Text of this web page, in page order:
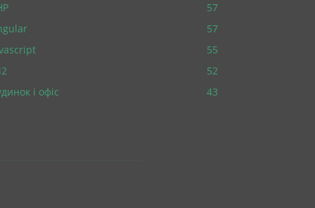
57
57
55
52
і офіс
43